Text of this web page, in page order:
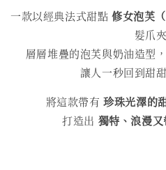
一款以經典法式甜點修女泡芙
髮爪
層層堆疊的泡芙與奶油造型
讓人一秒回到甜
將這款帶有珍珠光澤的
打造出 獨特、浪漫又